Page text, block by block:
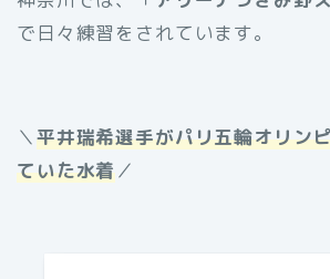
で日々練習をされています。
＼平井瑞希選手がパリ五輪オリン
ていた水着／